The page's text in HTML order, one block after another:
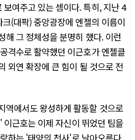
여주고 있는 셈이다. 특히, 지난 4
(대팍) 중앙광장에 엔젤의 이름이
해 그 정체성을 분명히 했다. 이런
격수로 활약했던 이근호가 엔젤클
외연 확장에 큰 힘이 될 것으로 전
역에서도 왕성하게 활동할 것으로
근호는 이제 자신이 뛰었던 팀을
하는 '태양의 천사'로 날아오른다.